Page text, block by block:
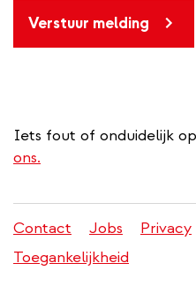
Verstuur melding
Iets fout of onduidelijk
ons.
Juridisch
menu
Contact Jobs Privacy
Toegankelijkheid